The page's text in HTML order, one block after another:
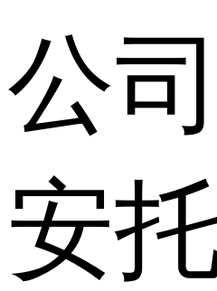
公
安